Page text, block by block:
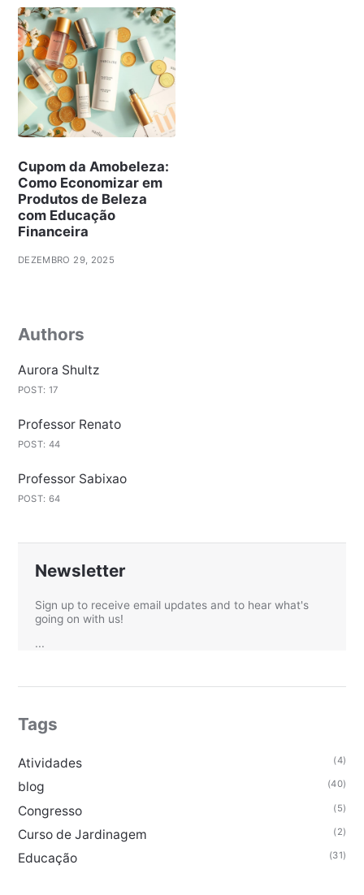
Cupom da Amobeleza:
Como Economizar em
Produtos de Beleza
com Educação
Financeira
DEZEMBRO 29, 2025
Authors
Aurora Shultz
POST: 17
Professor Renato
POST: 44
Professor Sabixao
POST: 64
Newsletter
Sign up to receive email updates and to hear what's
going on with us!
...
Tags
Atividades (4)
blog (40)
Congresso (5)
Curso de Jardinagem (2)
Educação (31)